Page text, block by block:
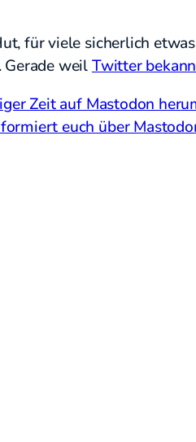
für viele sicherlich
Gerade weilTwitter
Zeit auf Mastodon
euch über